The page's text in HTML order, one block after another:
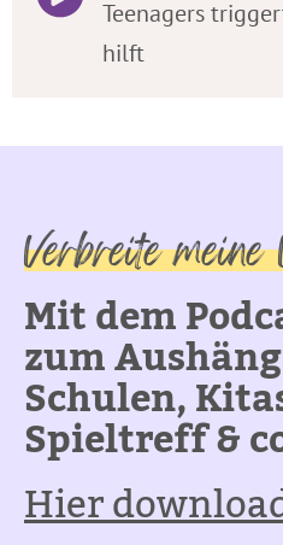
Teenagers
hilft
Verbreite
Mit dem
zum
Schulen,
Spieltreff &
Hier